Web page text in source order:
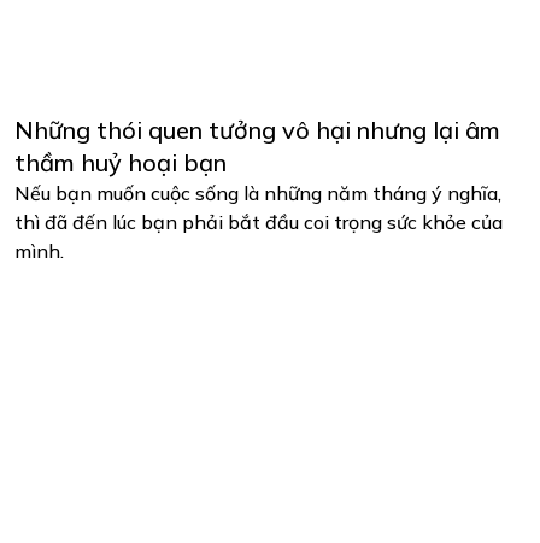
Những thói quen tưởng vô hại nhưng lại âm
thầm huỷ hoại bạn
Nếu bạn muốn cuộc sống là những năm tháng ý nghĩa,
thì đã đến lúc bạn phải bắt đầu coi trọng sức khỏe của
mình.